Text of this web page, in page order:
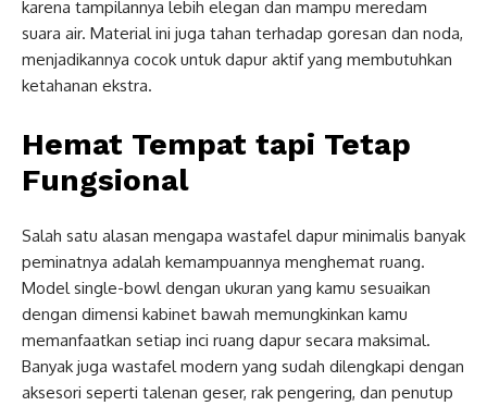
karena tampilannya lebih elegan dan mampu meredam
suara air. Material ini juga tahan terhadap goresan dan noda,
menjadikannya cocok untuk dapur aktif yang membutuhkan
ketahanan ekstra.
Hemat Tempat tapi Tetap
Fungsional
Salah satu alasan mengapa wastafel dapur minimalis banyak
peminatnya adalah kemampuannya menghemat ruang.
Model single-bowl dengan ukuran yang kamu sesuaikan
dengan dimensi kabinet bawah memungkinkan kamu
memanfaatkan setiap inci ruang dapur secara maksimal.
Banyak juga wastafel modern yang sudah dilengkapi dengan
aksesori seperti talenan geser, rak pengering, dan penutup